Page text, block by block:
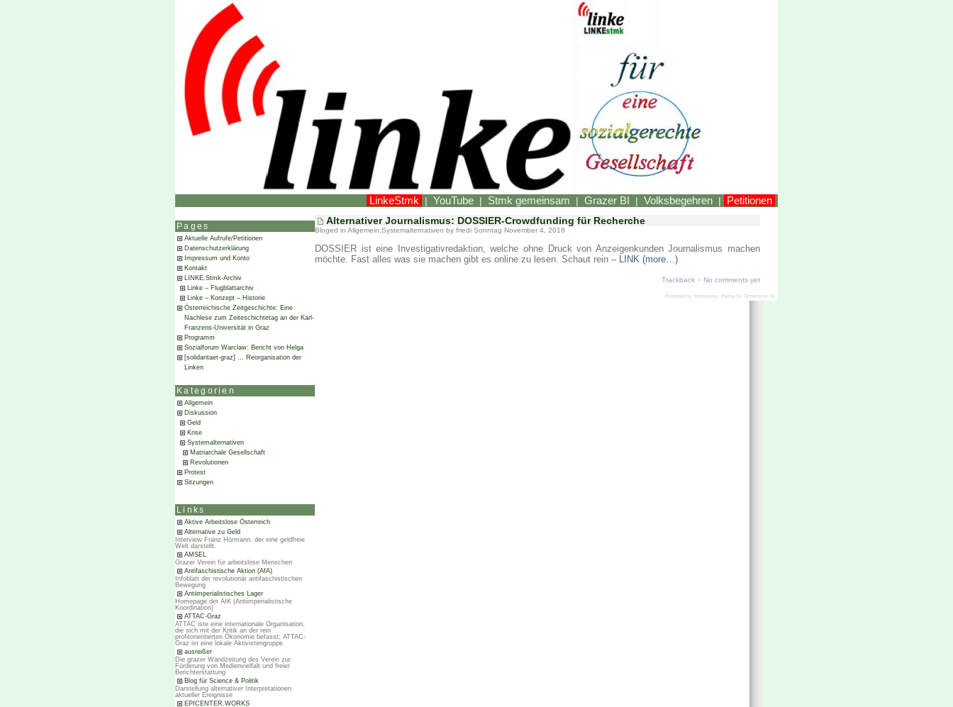
LinkeStmk | YouTube | Stmk gemeinsam | Grazer BI | Volksbegehren | Petitionen
Pages
Aktuelle Aufrufe/Petitionen
Datenschutzerklärung
Impressum und Konto
Kontakt
LINKE.Stmk-Archiv
Linke – Flugblattarchiv
Linke – Konzept – Historie
Österreichische Zeitgeschichte: Eine
Nachlese zum Zeiteschichtetag an der Karl-
Franzens-Universität in Graz
Programm
Sozialforum Warclaw: Bericht von Helga
[solidaritaet-graz] … Reorganisation der
Linken
Kategorien
Allgemein
Diskussion
Geld
Krise
Systemalternativen
Matriarchale Gesellschaft
Revolutionen
Protest
Sitzungen
Links
Aktive Arbeitslose Österreich
Alternative zu Geld
Interview Franz Hörmann, der eine geldfreie
Welt darstellt.
AMSEL
Grazer Verein für arbeitslose Menschen
Antifaschistische Aktion (AfA)
Infoblatt der revolutionär antifaschistischen
Bewegung
Antiimperialistisches Lager
Homepage der AIK (Antiimperialistische
Koordination)
ATTAC-Graz
ATTAC iste eine internationale Organisation,
die sich mit der Kritik an der rein
profitorientierten Ökonomie befasst; ATTAC-
Graz ist eine lokale Aktivistengruppe
ausreißer
Die grazer Wandzeitung des Verein zur
Förderung von Medienvielfalt und freier
Berichterstattung
Blog für Science & Politik
Darstellung alternativer Interpretationen
aktueller Ereignisse
EPICENTER.WORKS
Alternativer Journalismus: DOSSIER-Crowdfunding für Recherche
Bloged in Allgemein Systemalternativen by friedi Sonntag November 4, 2018
DOSSIER ist eine Investigativredaktion, welche ohne Druck von Anzeigenkunden Journalismus machen
möchte. Fast alles was sie machen gibt es online zu lesen. Schaut rein –
LINK (more…)
Trackback · No comments yet
Powered by Wordpress , theme by Dimension 2k